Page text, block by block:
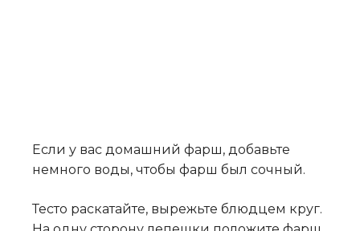
Если у вас домашний фарш, добавьте
немного воды, чтобы фарш был сочный.
Тесто раскатайте, вырежьте блюдцем круг.